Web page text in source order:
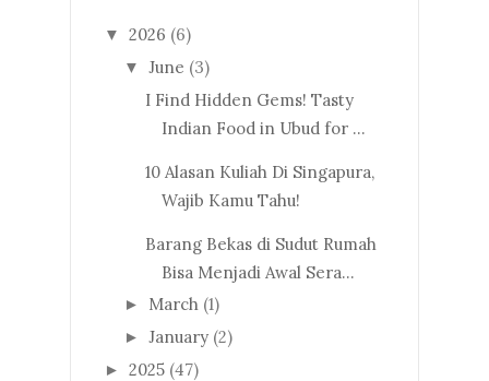
▼ 2026 (6)
▼ June (3)
I Find Hidden Gems! Tasty
Indian Food in Ubud for ...
10 Alasan Kuliah Di Singapura,
Wajib Kamu Tahu!
Barang Bekas di Sudut Rumah
Bisa Menjadi Awal Sera...
► March (1)
► January (2)
► 2025 (47)